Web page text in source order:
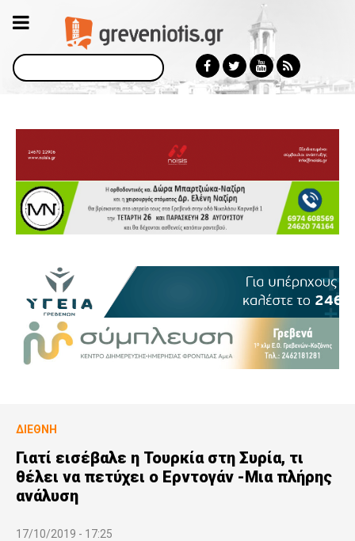
Αναζήτηση
ΔΙΕΘΝΉ
Γιατί εισέβαλε η Τουρκία στη Συρία, τι
θέλει να πετύχει ο Ερντογάν -Μια πλήρης
ανάλυση
17/10/2019 - 17:25